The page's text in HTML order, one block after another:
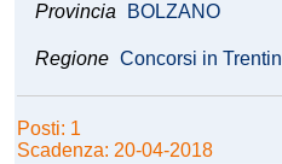
Provincia BOLZANO
Regione Concorsi in
Posti: 1
Scadenza: 20-04-2018